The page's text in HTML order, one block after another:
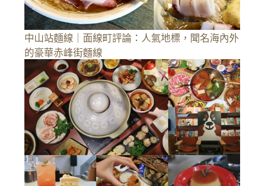
中山站麵線｜面線町評論：人氣地標，聞名海內外
的豪華赤峰街麵線